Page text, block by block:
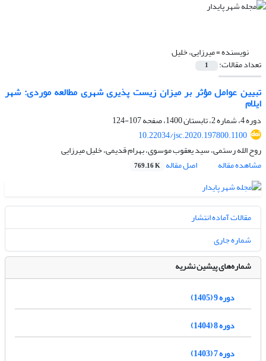
نویسنده =میرزایی، خلیل
تعداد مقالات: 1
تبیین عوامل مؤثر بر میزان زیست پذیری شهری مطالعه موردی: شهر
ایلام
دوره 4، شماره 2، تابستان 1400، صفحه
107-124
10.22034/jsc.2020.197800.1100
روح الله رستمی، سید یعقوب موسوی، بهرام قدیمی، خلیل میرزایی
مشاهده مقاله
اصل مقاله 769.16 K
مقالات آماده انتشار
شماره جاری
شماره‌های پیشین نشریه
دوره 9 (1405)
دوره 8 (1404)
دوره 7 (1403)